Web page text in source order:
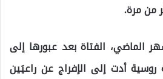
الماضي، الفتاة بعد عبورها إلى
أدت إلى الإفراج عن راعيَين